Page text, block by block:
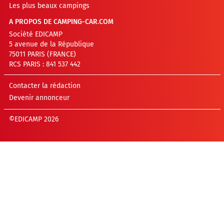
Les plus beaux campings
A PROPOS DE CAMPING-CAR.COM
Société EDICAMP
5 avenue de la République
75011 PARIS (FRANCE)
RCS PARIS : 841 537 442
Contacter la rédaction
Devenir annonceur
©EDICAMP 2026